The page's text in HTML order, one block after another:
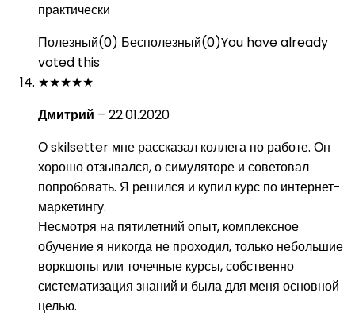
практически
Полезный(0) Бесполезный(0)You have already
voted this
★★★★★
Дмитрий – 22.01.2020
О skilsetter мне рассказал коллега по работе. Он
хорошо отзывался, о симуляторе и советовал
попробовать. Я решился и купил курс по интернет-
маркетингу.
Несмотря на пятилетний опыт, комплексное
обучение я никогда не проходил, только небольшие
воркшопы или точечные курсы, собственно
систематизация знаний и была для меня основной
целью.